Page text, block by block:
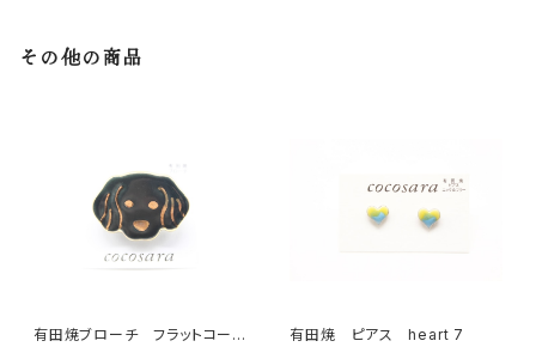
その他の商品
有田焼ブローチ フラットコーテ
有田焼 ピアス heart 7